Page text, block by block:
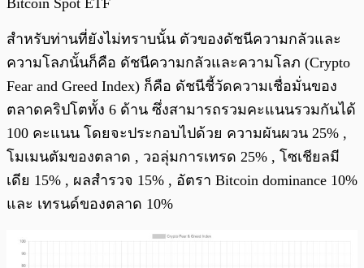
Bitcoin Spot ETF
สำหรับท่านที่ยังไม่ทราบนั้น ตัวของดัชนีความกลัวและ
ความโลภนั้นก็คือ ดัชนีความกลัวและความโลภ (Crypto
Fear and Greed Index) ก็คือ ดัชนีชี้วัดความเชื่อมั่นของ
ตลาดคริปโตทั้ง 6 ด้าน ซึ่งสามารถรวมคะแนนรวมกันได้
100 คะแนน โดยจะประกอบไปด้วย ความผันผวน 25% ,
โมเมนตัมของตลาด , วอลุ่มการเทรด 25% , โซเชียลมี
เดีย 15% , ผลสำรวจ 15% , อัตรา Bitcoin dominance 10%
และ เทรนด์ของตลาด 10%